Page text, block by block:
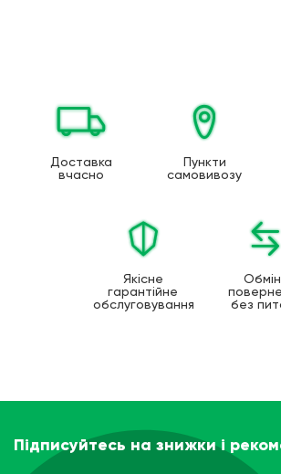
Доставка
вчасно
Пункти
самовивозу
Якісне
гарантійне
обслуговування
без
Підписуйтесь на знижки і